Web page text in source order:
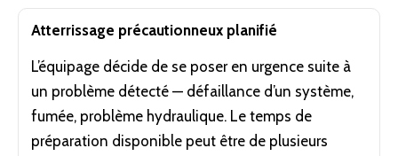
Atterrissage précautionneux planifié
L’équipage décide de se poser en urgence suite à
un problème détecté — défaillance d’un système,
fumée, problème hydraulique. Le temps de
préparation disponible peut être de plusieurs